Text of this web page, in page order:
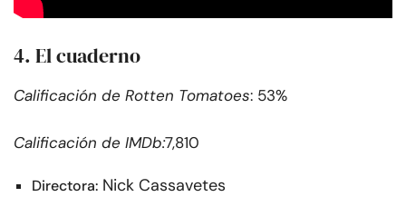
4. El cuaderno
Calificación de Rotten Tomatoes: 53%
Calificación de IMDb:7,810
Directora: Nick Cassavetes